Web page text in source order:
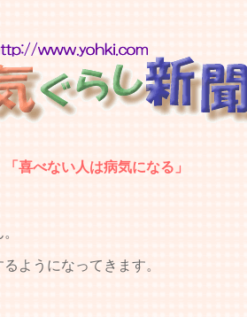
「喜べない人は病気になる」
ようになってきます。